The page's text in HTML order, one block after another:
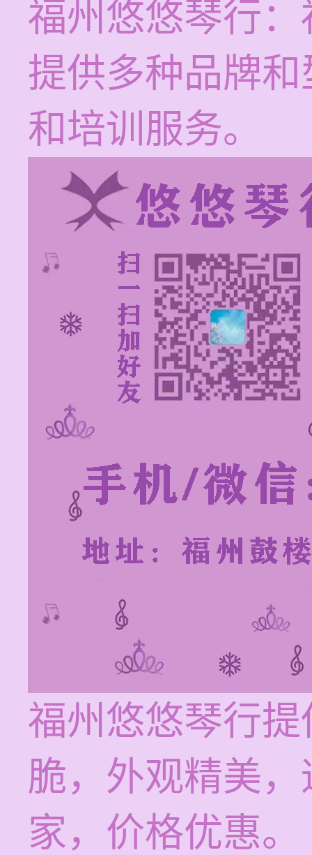
福州悠悠琴行
提供多种品牌
和培训服务。
福州悠悠琴行
脆，外观精美
家，价格优惠。